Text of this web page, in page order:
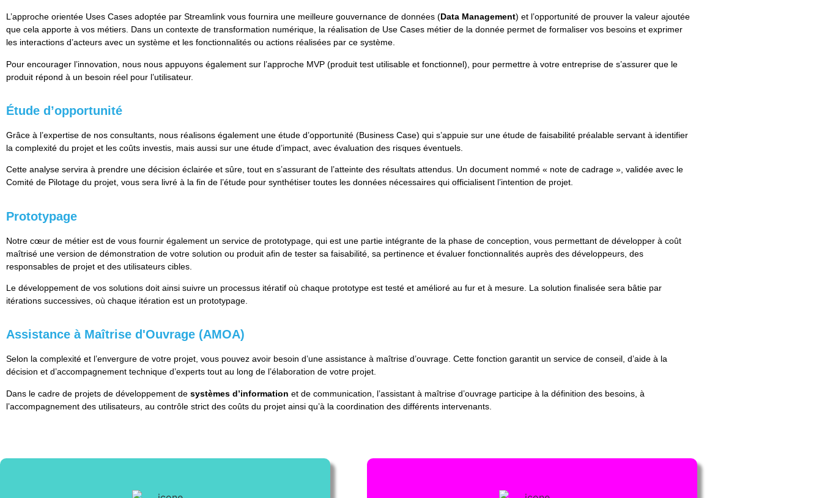
L’approche orientée Uses Cases adoptée par Streamlink vous fournira une meilleure gouvernance de données (Data Management) et l’opportunité de prouver la valeur ajoutée
que cela apporte à vos métiers. Dans un contexte de transformation numérique, la réalisation de Use Cases métier de la donnée permet de formaliser vos besoins et exprimer
les interactions d’acteurs avec un système et les fonctionnalités ou actions réalisées par ce système.
Pour encourager l’innovation, nous nous appuyons également sur l’approche MVP (produit test utilisable et fonctionnel), pour permettre à votre entreprise de s’assurer que le
produit répond à un besoin réel pour l’utilisateur.
Étude d’opportunité
Grâce à l’expertise de nos consultants, nous réalisons également une étude d’opportunité (Business Case) qui s’appuie sur une étude de faisabilité préalable servant à identifier
la complexité du projet et les coûts investis, mais aussi sur une étude d’impact, avec évaluation des risques éventuels.
Cette analyse servira à prendre une décision éclairée et sûre, tout en s’assurant de l’atteinte des résultats attendus. Un document nommé « note de cadrage », validée avec le
Comité de Pilotage du projet, vous sera livré à la fin de l’étude pour synthétiser toutes les données nécessaires qui officialisent l’intention de projet.
Prototypage
Notre cœur de métier est de vous fournir également un service de prototypage, qui est une partie intégrante de la phase de conception, vous permettant de développer à coût
maîtrisé une version de démonstration de votre solution ou produit afin de tester sa faisabilité, sa pertinence et évaluer fonctionnalités auprès des développeurs, des
responsables de projet et des utilisateurs cibles.
Le développement de vos solutions doit ainsi suivre un processus itératif où chaque prototype est testé et amélioré au fur et à mesure. La solution finalisée sera bâtie par
itérations successives, où chaque itération est un prototypage.
Assistance à Maîtrise d'Ouvrage (AMOA)
Selon la complexité et l’envergure de votre projet, vous pouvez avoir besoin d’une assistance à maîtrise d’ouvrage. Cette fonction garantit un service de conseil, d’aide à la
décision et d’accompagnement technique d’experts tout au long de l’élaboration de votre projet.
Dans le cadre de projets de développement de systèmes d’information et de communication, l’assistant à maîtrise d’ouvrage participe à la définition des besoins, à
l’accompagnement des utilisateurs, au contrôle strict des coûts du projet ainsi qu’à la coordination des différents intervenants.